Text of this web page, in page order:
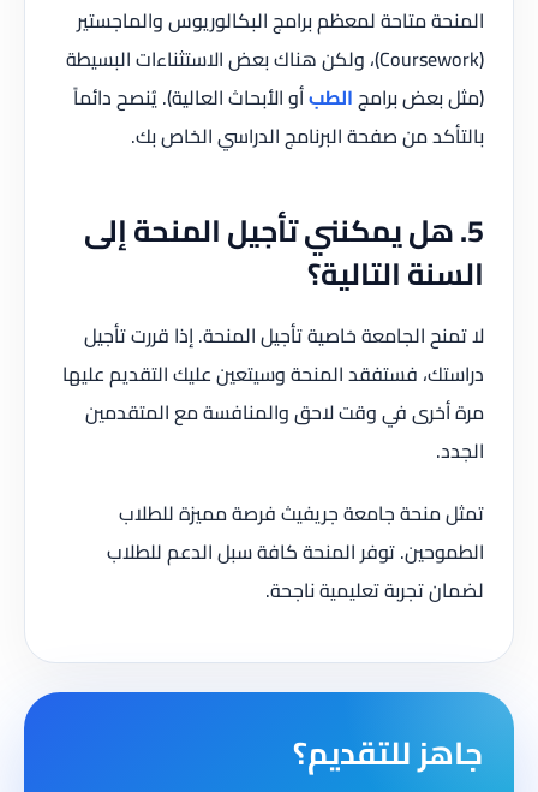
المنحة متاحة لمعظم برامج البكالوريوس والماجستير
(Coursework)، ولكن هناك بعض الاستثناءات البسيطة
(مثل بعض برامجالطبأو الأبحاث العالية). يُنصح دائماً
بالتأكد من صفحة البرنامج الدراسي الخاص بك.
5. هل يمكنني تأجيل المنحة إلى
السنة التالية؟
لا تمنح الجامعة خاصية تأجيل المنحة. إذا قررت تأجيل
دراستك، فستفقد المنحة وسيتعين عليك التقديم عليها
مرة أخرى في وقت لاحق والمنافسة مع المتقدمين
الجدد.
تمثل منحة جامعة جريفيث فرصة مميزة للطلاب
الطموحين. توفر المنحة كافة سبل الدعم للطلاب
لضمان تجربة تعليمية ناجحة.
جاهز للتقديم؟